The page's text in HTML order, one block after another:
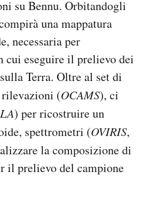
su Bennu. Orbitandogli
una mappatura
necessaria per
cui eseguire il prelievo dei
Terra. Oltre al set di
rilevazioni (OCAMS), ci
) per ricostruire un
spettrometri (OVIRIS,
la composizione di
il prelievo del campione